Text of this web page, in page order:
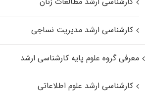
کارشناسی ارشد مدیریت نساجی
معرفی گروه علوم پایه کارشناسی ارشد
کارشناسی ارشد علوم اطلاعاتی